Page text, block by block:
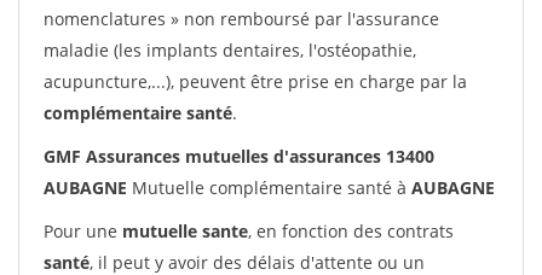
nomenclatures » non remboursé par l'assurance
maladie (les implants dentaires, l'ostéopathie,
acupuncture,...), peuvent être prise en charge par la
complémentaire santé.
GMF Assurances mutuelles d'assurances 13400
AUBAGNE Mutuelle complémentaire santé à AUBAGNE
Pour une mutuelle sante, en fonction des contrats
santé, il peut y avoir des délais d'attente ou un